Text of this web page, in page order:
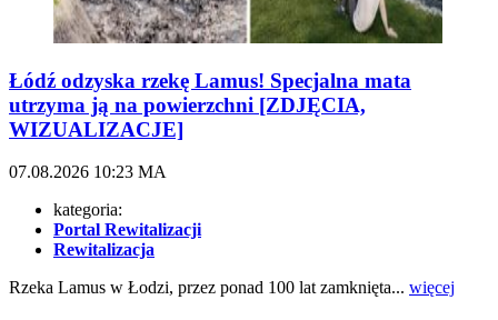
Łódź odzyska rzekę Lamus! Specjalna mata
utrzyma ją na powierzchni [ZDJĘCIA,
WIZUALIZACJE]
07.08.2026 10:23 MA
kategoria:
Portal Rewitalizacji
Rewitalizacja
Rzeka Lamus w Łodzi, przez ponad 100 lat zamknięta... więcej